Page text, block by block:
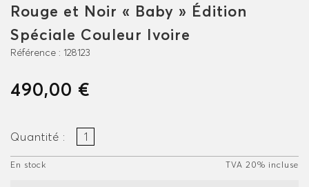
Rouge et Noir « Baby » Édition
Spéciale Couleur Ivoire
Référence : 128123
490,00 €
Quantité :
En stock TVA 20% incluse